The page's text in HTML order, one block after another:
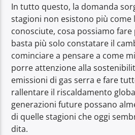
In tutto questo, la domanda
stagioni non esistono più come
conosciute, cosa possiamo
basta più solo constatare il
cominciare a pensare a come
porre attenzione alla
emissioni di gas serra e fare
rallentare il riscaldamento
generazioni future possano
di quelle stagioni che oggi
dita.